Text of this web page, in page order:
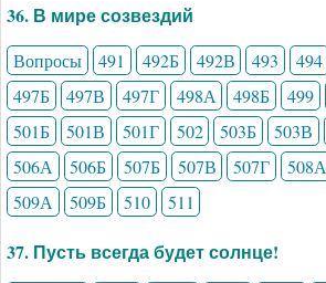
36. В мире созвездий
Вопросы 491 492Б 492В 493 494
497Б
497В 497Г 498А 498Б 499
501Б
501В 501Г 502 503Б 503В
506А
506Б 507Б 507В 507Г 508А
509А
509Б 510 511
37. Пусть всегда будет солнце!